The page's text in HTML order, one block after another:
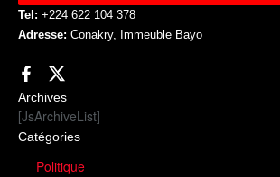
Catégories
Politique
Archives
[JsArchiveList]
Tel: +224 622 104 378
Adresse: Conakry, Immeuble Bayo